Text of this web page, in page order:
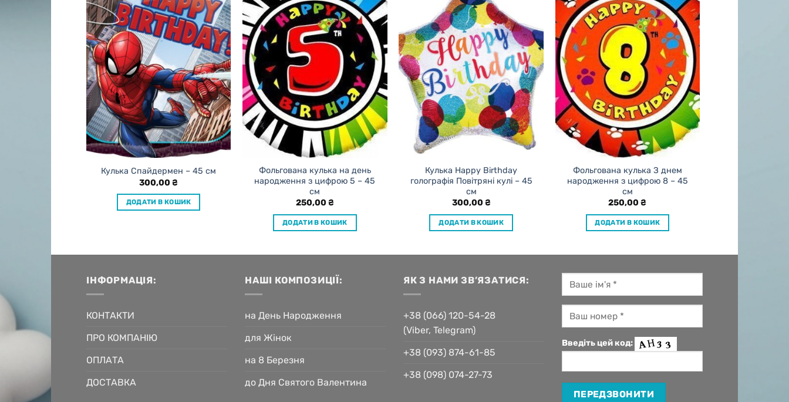
Кулька Спайдермен – 45 см
300,00₴
ДОДАТИ В КОШИК
Фольгована кулька на день
народження з цифрою 5 – 45
см
250,00 ₴
ДОДАТИ В КОШИК
Кулька Happy Birthday
голографія Повітряні кулі – 45
см
300,00 ₴
ДОДАТИ В КОШИК
Фольгована кулька З днем
народження з цифрою 8 – 45
см
250,00₴
ДОДАТИ В КОШИК
ІНФОРМАЦІЯ:
КОНТАКТИ
ПРО КОМПАНІЮ
ОПЛАТА
ДОСТАВКА
НАШІ КОМПОЗИЦІЇ:
на День Народження
для Жінок
на 8 Березня
до Дня Святого Валентина
ЯК З НАМИ ЗВ’ЯЗАТИСЯ:
+38 (066) 120-54-28
(Viber, Telegram)
+38 (093) 874-61-85
+38 (098) 074-27-73
Введіть цей код: